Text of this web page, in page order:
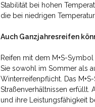
Stabilität bei hohen
die bei niedrigen
Auch Ganzjahresreifen
Reifen mit dem M+S-
Sie sowohl im Sommer als
Winterreifenpflicht. Das
Straßenverhältnissen erfüllt.
und ihre Leistungsfähigkeit